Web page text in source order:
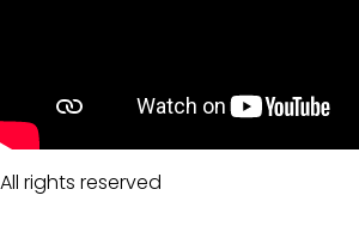
All rights reserved